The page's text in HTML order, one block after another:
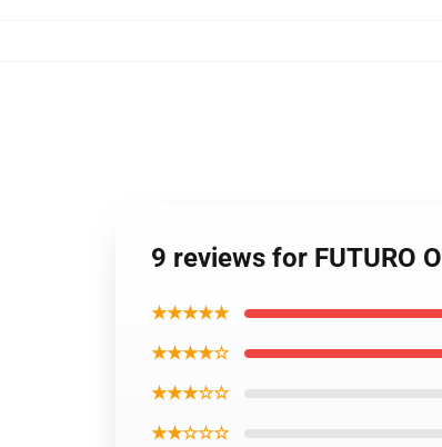
9 reviews for FUTURO
★★★★★
★★★★☆
★★★☆☆
★★☆☆☆